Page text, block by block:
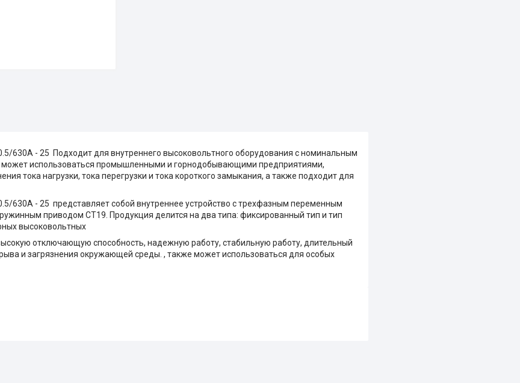
630A - 25 Подходит для внутреннего высоковольтного оборудования с номинальным
использоваться промышленными и горнодобывающими предприятиями,
тока нагрузки, тока перегрузки и тока короткого замыкания, а также подходит для
630A - 25 представляет собой внутреннее устройство с трехфазным переменным
приводом CT19. Продукция делится на два типа: фиксированный тип и тип
высоковольтных
отключающую способность, надежную работу, стабильную работу, длительный
и загрязнения окружающей среды. , также может использоваться для особых